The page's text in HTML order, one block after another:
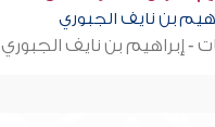
بن نايف الجبوري
- إبراهيم بن نايف الجبوري